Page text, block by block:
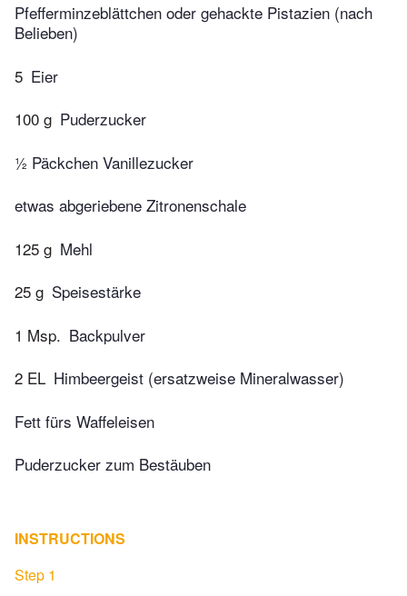
Pfefferminzeblättchen oder gehackte Pistazien (nach
Belieben)
5 Eier
100 g Puderzucker
½ Päckchen Vanillezucker
etwas abgeriebene Zitronenschale
125 g Mehl
25 g Speisestärke
1 Msp. Backpulver
2 EL Himbeergeist (ersatzweise Mineralwasser)
Fett fürs Waffeleisen
Puderzucker zum Bestäuben
INSTRUCTIONS
Step 1